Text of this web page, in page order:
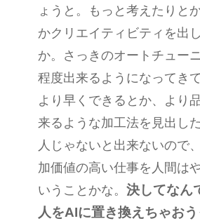
ょうと。もっと考えたりと
かクリエイティビティを出
か。さっきのオートチュー
程度出来るようになってき
より早くできるとか、より
来るような加工法を見出し
人じゃないと出来ないので
加価値の高い仕事を人間は
いうことかな。 決してなん
人をAIに置き換えちゃお